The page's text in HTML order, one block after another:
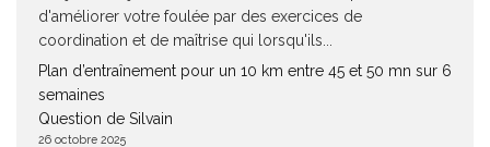
d'améliorer votre foulée par des exercices de
coordination et de maîtrise qui lorsqu'ils...
Plan d’entraînement pour un 10 km entre 45 et 50 mn sur 6
semaines
Question de Silvain
26 octobre 2025